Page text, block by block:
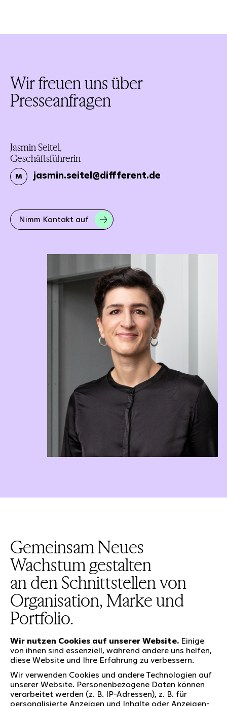
Wir nutzen Cookies auf unserer Website.Einige
von ihnen sind essenziell, während andere uns helfen,
diese Website und Ihre Erfahrung zu verbessern.
Wir verwenden Cookies und andere Technologien auf
unserer Website. Personenbezogene Daten können
verarbeitet werden (z. B. IP-Adressen), z. B. für
personalisierte Anzeigen und Inhalte oder Anzeigen-
Wir freuen uns über
Presseanfragen
Jasmin Seitel,
Geschäftsführerin
M jasmin.seitel@diffferent.de
Nimm Kontakt auf
Gemeinsam Neues
Wachstum gestalten
an den Schnittstellen von
Organisation, Marke und
Portfolio.
Unsere Leistungen